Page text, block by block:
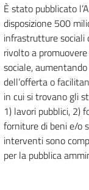
È stato pubblicato
disposizione 500
infrastrutture sociali
rivolto a
sociale,
dell’offerta o
in cui si trovano gli
1) lavori pubblici, 2)
forniture di beni e/o
interventi sono
per la pubblica